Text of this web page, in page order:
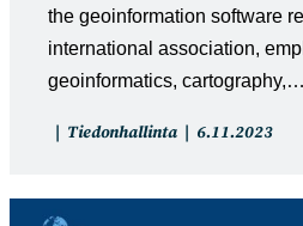
the geoinformation software
international association,
geoinformatics, cartography,…
Artikkelin
Tiedonhallinta
Artikkeli
6.11.2023